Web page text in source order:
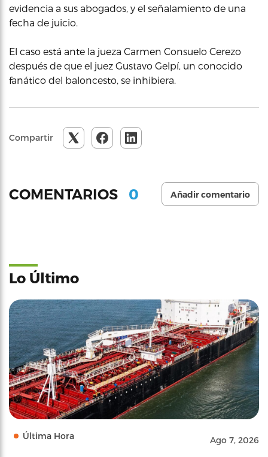
evidencia a sus abogados, y el señalamiento de una
fecha de juicio.
El caso está ante la jueza Carmen Consuelo Cerezo
después de que el juez Gustavo Gelpí, un conocido
fanático del baloncesto, se inhibiera.
Compartir
COMENTARIOS 0 Añadir comentario
Lo Último
Última Hora Ago 7, 2026